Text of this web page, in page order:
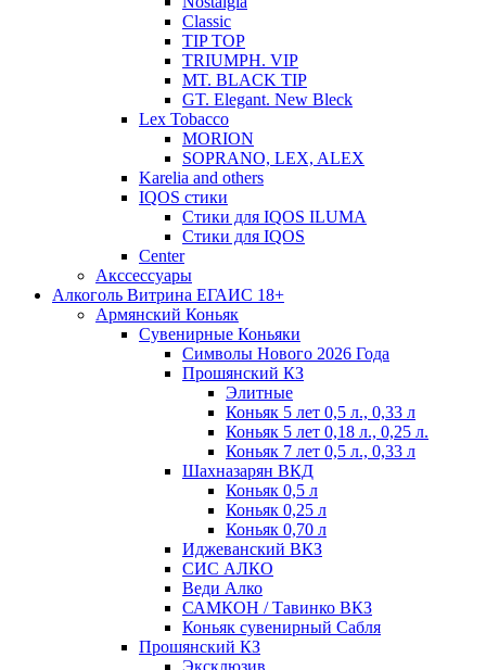
Classic
TIP TOP
TRIUMPH. VIP
MT. BLACK TIP
GT. Elegant. New Bleck
Lex Tobacco
MORION
SOPRANO, LEX, ALEX
Karelia and others
IQOS стики
Стики для IQOS ILUMA
Стики для IQOS
Сenter
Акссессуары
Алкоголь Витрина ЕГАИС 18+
Армянский Коньяк
Сувенирные Коньяки
Символы Нового 2026 Года
Прошянский КЗ
Элитные
Коньяк 5 лет 0,5 л., 0,33 л
Коньяк 5 лет 0,18 л., 0,25 л.
Коньяк 7 лет 0,5 л., 0,33 л
Шахназарян ВКД
Коньяк 0,5 л
Коньяк 0,25 л
Коньяк 0,70 л
Иджеванский ВКЗ
СИС АЛКО
Веди Алко
САМКОН / Тавинко ВКЗ
Коньяк сувенирный Сабля
Прошянский КЗ
Эксклюзив